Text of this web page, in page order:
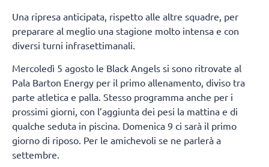
Una ripresa anticipata, rispetto alle altre squadre, per
preparare al meglio una stagione molto intensa e con
diversi turni infrasettimanali.
Mercoledì 5 agosto le Black Angels si sono ritrovate al
Pala Barton Energy per il primo allenamento, diviso tra
parte atletica e palla. Stesso programma anche per i
prossimi giorni, con l’aggiunta dei pesi la mattina e di
qualche seduta in piscina. Domenica 9 ci sarà il primo
giorno di riposo. Per le amichevoli se ne parlerà a
settembre.